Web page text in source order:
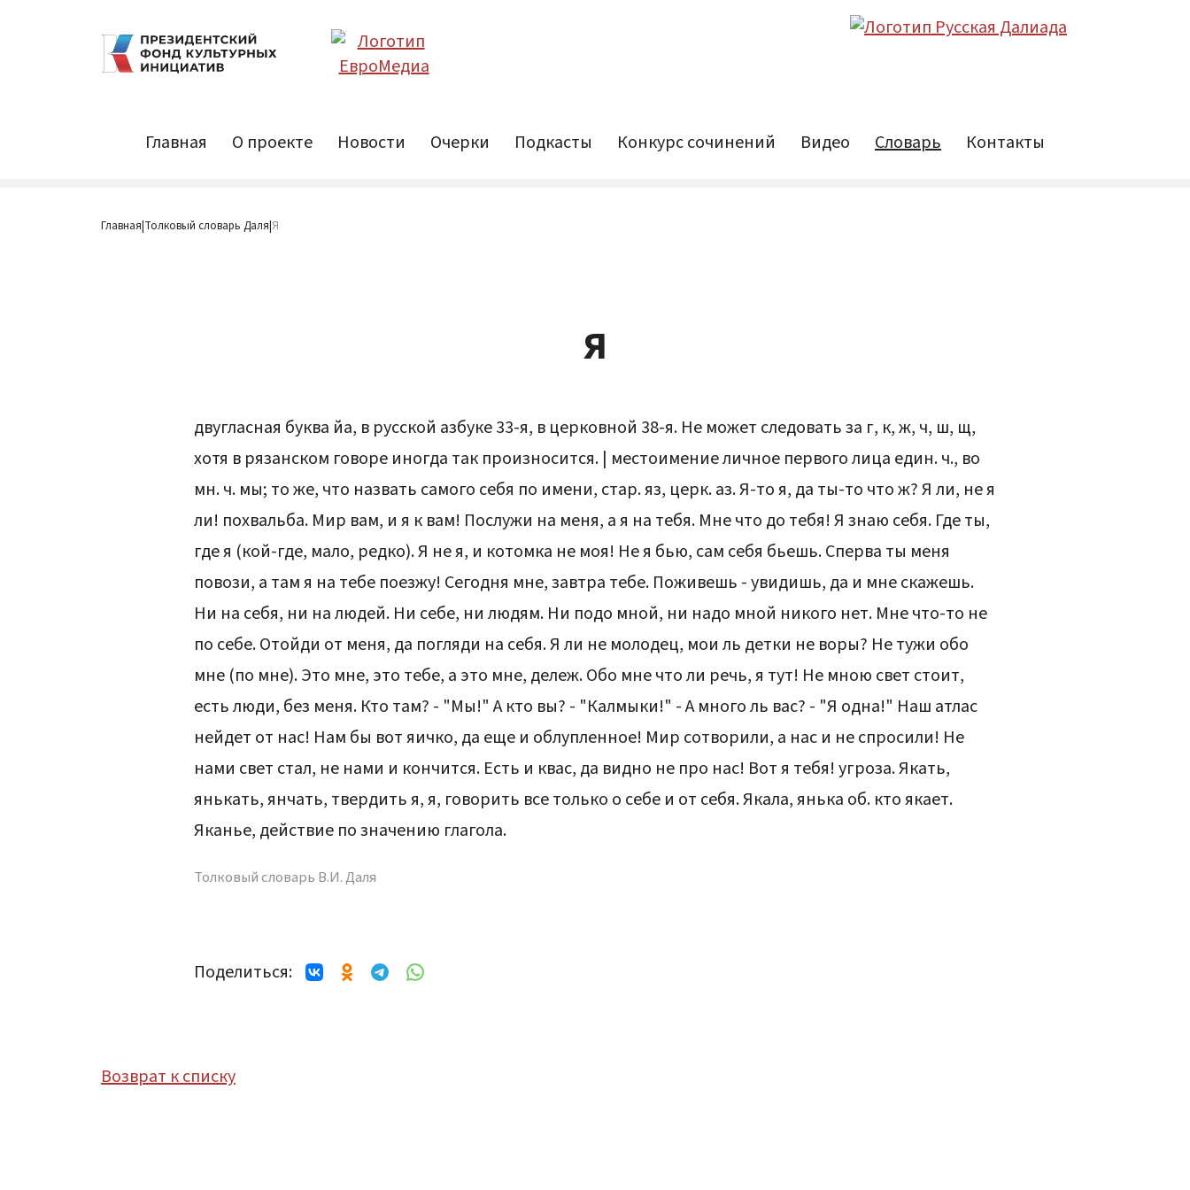
Главная О проекте Новости Очерки Подкасты Конкурс сочинений Видео Словарь Контакты
Главная|Толковый словарь Даля|Я
Я
двугласная буква йа, в русской азбуке 33-я, в церковной 38-я. Не может следовать за г, к, ж, ч, ш, щ,
хотя в рязанском говоре иногда так произносится. | местоимение личное первого лица един. ч., во
мн. ч. мы; то же, что назвать самого себя по имени, стар. яз, церк. аз. Я-то я, да ты-то что ж? Я ли, не я
ли! похвальба. Мир вам, и я к вам! Послужи на меня, а я на тебя. Мне что до тебя! Я знаю себя. Где ты,
где я (кой-где, мало, редко). Я не я, и котомка не моя! Не я бью, сам себя бьешь. Сперва ты меня
повози, а там я на тебе поезжу! Сегодня мне, завтра тебе. Поживешь - увидишь, да и мне скажешь.
Ни на себя, ни на людей. Ни себе, ни людям. Ни подо мной, ни надо мной никого нет. Мне что-то не
по себе. Отойди от меня, да погляди на себя. Я ли не молодец, мои ль детки не воры? Не тужи обо
мне (по мне). Это мне, это тебе, а это мне, дележ. Обо мне что ли речь, я тут! Не мною свет стоит,
есть люди, без меня. Кто там? - "Мы!" А кто вы? - "Калмыки!" - А много ль вас? - "Я одна!" Наш атлас
нейдет от нас! Нам бы вот яичко, да еще и облупленное! Мир сотворили, а нас и не спросили! Не
нами свет стал, не нами и кончится. Есть и квас, да видно не про нас! Вот я тебя! угроза. Якать,
янькать, янчать, твердить я, я, говорить все только о себе и от себя. Якала, янька об. кто якает.
Яканье, действие по значению глагола.
Толковый словарь В.И. Даля
Поделиться:
Возврат к списку